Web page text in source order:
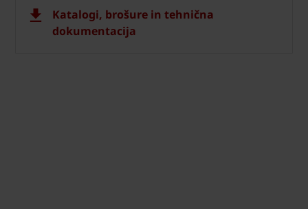
Katalogi, brošure in tehnična
dokumentacija